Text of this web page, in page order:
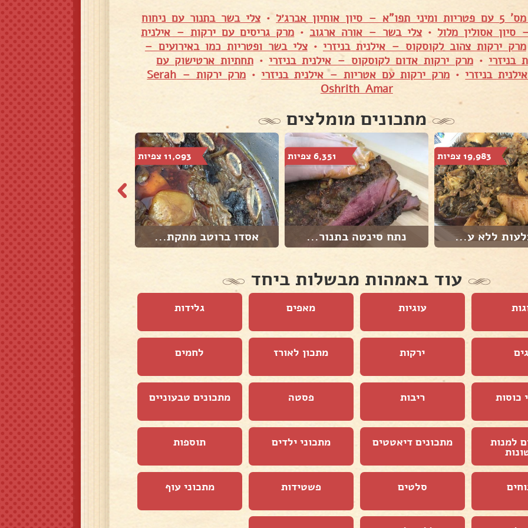
אברג׳ל • צלי בשר בתנור עם ניחוח
אסולין מלול • צלי בשר – אורה ארגוב • מרק גריסים עם ירקות – אילנית
מרק ירקות צהוב לקוסקוס – אילנית בניזרי •צלי בשר ופטריות כמו באירועים –
בניזרי •מרק ירקות אדום לקוסקוס – אילנית בניזרי •תחתיות ארטישוק עם
בניזרי • מרק ירקות עם אטריות – אילנית בניזרי •
מרק ירקות – Serah
Oshrith Amar
מתכונים מומלצים
19,983 צפיות
ללא ע...
6,351 צפיות
נתח סינטה בתנור...
11,093 צפיות
אסדו ברוטב מתקת...
עוד באמהות מבשלות ביחד
עוגיות מאפים גלידות
ירקות מתכון לאורז לחמים
כוסות ריבות פסטה מתכונים טבעוניים
למנות מתכונים דיאטטים מתכוני ילדים תוספות
סלטים פשטידות מתכוני עוף